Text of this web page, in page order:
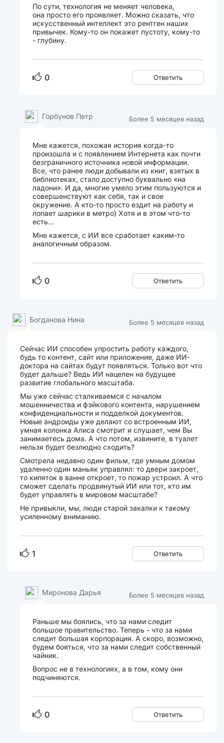
По сути, технология не меняет человека,
она просто его проявляет. Можно сказать, что
искусственный интеллект это рентген наших
привычек. Кому-то он покажет пустоту, кому-то
- глубину.
0 Ответить
Более 5 месяцев назад
Горбунов Петр
Мне кажется, похожая история когда-то
произошла и с появлением Интернета как почти
безграничного источника новой информации.
Все, что ранее люди добывали из книг, взятых в
библиотеках, стало доступно буквально «на
ладони». И да, многие умело этим пользуются и
совершенствуют как себя, так и свое
окружение. А кто-то просто ездит на работу и
лопает шарики в метро) Хотя и в этом что-то
есть...
Мне кажется, с ИИ все сработает каким-то
аналогичным образом.
0 Ответить
Более 5 месяцев назад
Богданова Нина
Сейчас ИИ способен упростить работу каждого,
будь то контент, сайт или приложение, даже ИИ-
доктора на сайтах будут появляться. Только вот что
будет дальше? Ведь ИИ нацелен на будущее
развитие глобального масштаба.
Мы уже сейчас сталкиваемся с началом
мошенничества и фэйкового контента, нарушением
конфиденциальности и подделкой документов.
Новые андроиды уже делают со встроенным ИИ,
умная колонка Алиса смотрит и слушает, чем Вы
занимаетесь дома. А что потом, извините, в туалет
нельзя будет безлюдно сходить?
Смотрела недавно один фильм, где умным домом
удаленно один маньяк управлял: то двери закроет,
то кипяток в ванне откроет, то пожар устроил. А что
сможет сделать продвинутый ИИ или тот, кто им
будет управлять в мировом масштабе?
Не привыкли, мы, люди старой закалки к такому
усиленному вниманию.
1 Ответить
Более 5 месяцев назад
Миронова Дарья
Раньше мы боялись, что за нами следит
большое правительство. Теперь - что за нами
следит большая корпорация. А скоро, возможно,
будем бояться, что за нами следит собственный
чайник.
Вопрос не в технологиях, а в том, кому они
подчиняются.
0 Ответить